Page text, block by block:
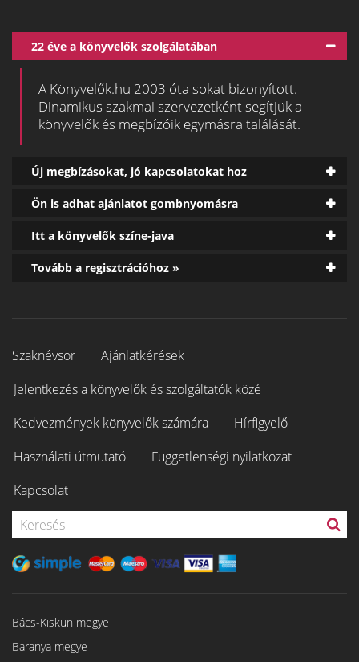
22 éve a könyvelők szolgálatában
A Könyvelők.hu 2003 óta sokat bizonyított.
Dinamikus szakmai szervezetként segítjük a
könyvelők és megbízóik egymásra találását.
Új megbízásokat, jó kapcsolatokat hoz
Ön is adhat ajánlatot gombnyomásra
Itt a könyvelők színe-java
Tovább a regisztrációhoz »
Szaknévsor
Ajánlatkérések
Jelentkezés a könyvelők és szolgáltatók közé
Kedvezmények könyvelők számára
Hírfigyelő
Használati útmutató
Függetlenségi nyilatkozat
Kapcsolat
Bács-Kiskun megye
Baranya megye